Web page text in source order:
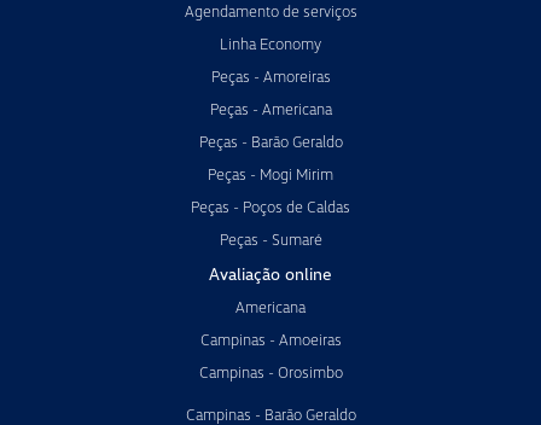
Agendamento de serviços
Linha Economy
Peças - Amoreiras
Peças - Americana
Peças - Barão Geraldo
Peças - Mogi Mirim
Peças - Poços de Caldas
Peças - Sumaré
Avaliação online
Americana
Campinas - Amoeiras
Campinas - Orosimbo
Campinas - Barão Geraldo